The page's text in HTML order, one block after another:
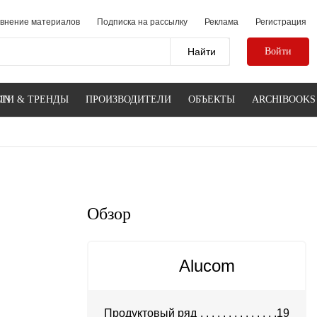
материалов Подписка на рассылку Реклама Регистрация
Войти
& ТРЕНДЫ ПРОИЗВОДИТЕЛИ ОБЪЕКТЫ ARCHIBOOKS
Обзор
Alucom
Продуктовый ряд
19